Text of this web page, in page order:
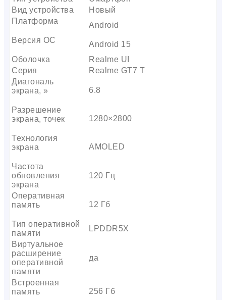
Вид устройства
Новый
Платформа
Android
Версия ОС
Android 15
Оболочка
Realme UI
Серия
Realme GT7 T
Диагональ
экрана, »
6.8
Разрешение
экрана, точек
1280×2800
Технология
экрана
AMOLED
Частота
обновления
экрана
120 Гц
Оперативная
память
12 Гб
Тип оперативной
памяти
LPDDR5X
Виртуальное
расширение
оперативной
памяти
да
Встроенная
память
256 Гб